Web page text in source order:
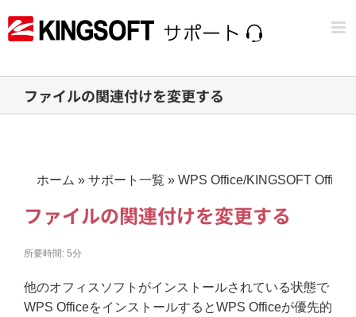
to
ファイルの関連付けを変更する
ホーム » サポート一覧 » WPS Office/KINGSOFT Office
ファイルの関連付けを変更する
所要時間: 5分
他のオフィスソフトがインストールされている状態で
WPS OfficeをインストールするとWPS Officeが優先的